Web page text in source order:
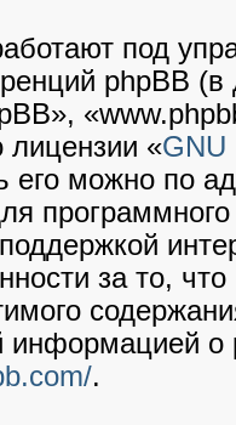
под
phpBB
лицензии «GNU
его можно по
за то,
информацией
.